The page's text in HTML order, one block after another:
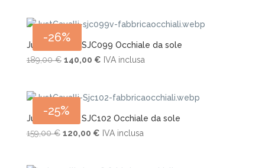
era:
179,00 €.
è:
125,00 €.
-26%
Just Cavalli – SJC099 Occhiale da sole
189,00€ Il
era:
189,00 €.
140,00 €Il
è:
140,00 €.
IVA inclusa
-25%
Just Cavalli – SJC102 Occhiale da sole
159,00€ Il
120,00 €IlIVA inclusa